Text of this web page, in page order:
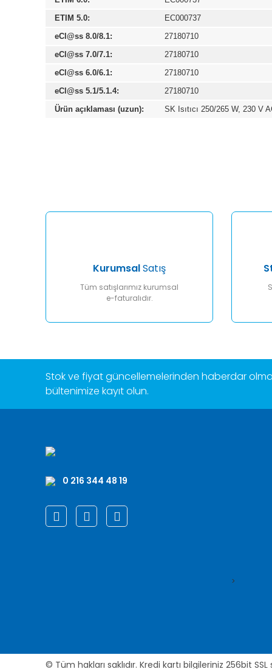
ETIM 5.0:
EC000737
eCl@ss 8.0/8.1:
27180710
eCl@ss 7.0/7.1:
27180710
eCl@ss 6.0/6.1:
27180710
eCl@ss 5.1/5.1.4:
27180710
Ürün açıklaması (uzun):
SK Isıtıcı 250/265 W, 230 V
Ürün bilgilerinde hatalar bulunuyor.
KurumsalSatış
Tüm satışlarımız kurumsal
e-faturalıdır.
Stok ve fiyat güncellemelerinden haberdar
bültenimize kayıt olun.
0 216 344 48 19
>
© Tüm hakları saklıdır. Kredi kartı bilgileriniz 256bit